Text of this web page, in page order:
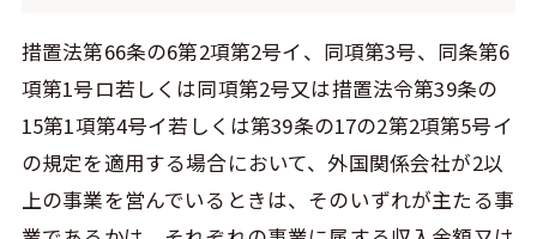
措置法第66条の6第2項第2号イ、同項第3号、同条第6
項第1号ロ若しくは同項第2号又は措置法令第39条の
15第1項第4号イ若しくは第39条の17の2第2項第5号イ
の規定を適用する場合において、外国関係会社が2以
上の事業を営んでいるときは、そのいずれが主たる事